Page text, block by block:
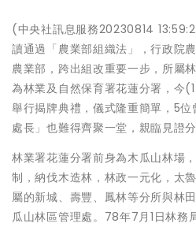
(中央社訊息服務20230814
讀通過「農業部組織法」，行政院
農業部，跨出組改重要一步，所屬
為林業及自然保育署花蓮分署，今
舉行揭牌典禮，儀式隆重簡單，5
處長」也難得齊聚一堂，親臨見證
林業署花蓮分署前身為木瓜山林場
制，納伐木造林，林政一元化，太
屬的新城、壽豐、鳳林等分所與林
瓜山林區管理處。78年7月1日林務